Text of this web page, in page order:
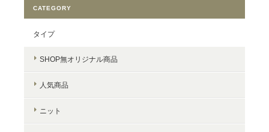
CATEGORY
タイプ
SHOP無オリジナル商品
人気商品
ニット